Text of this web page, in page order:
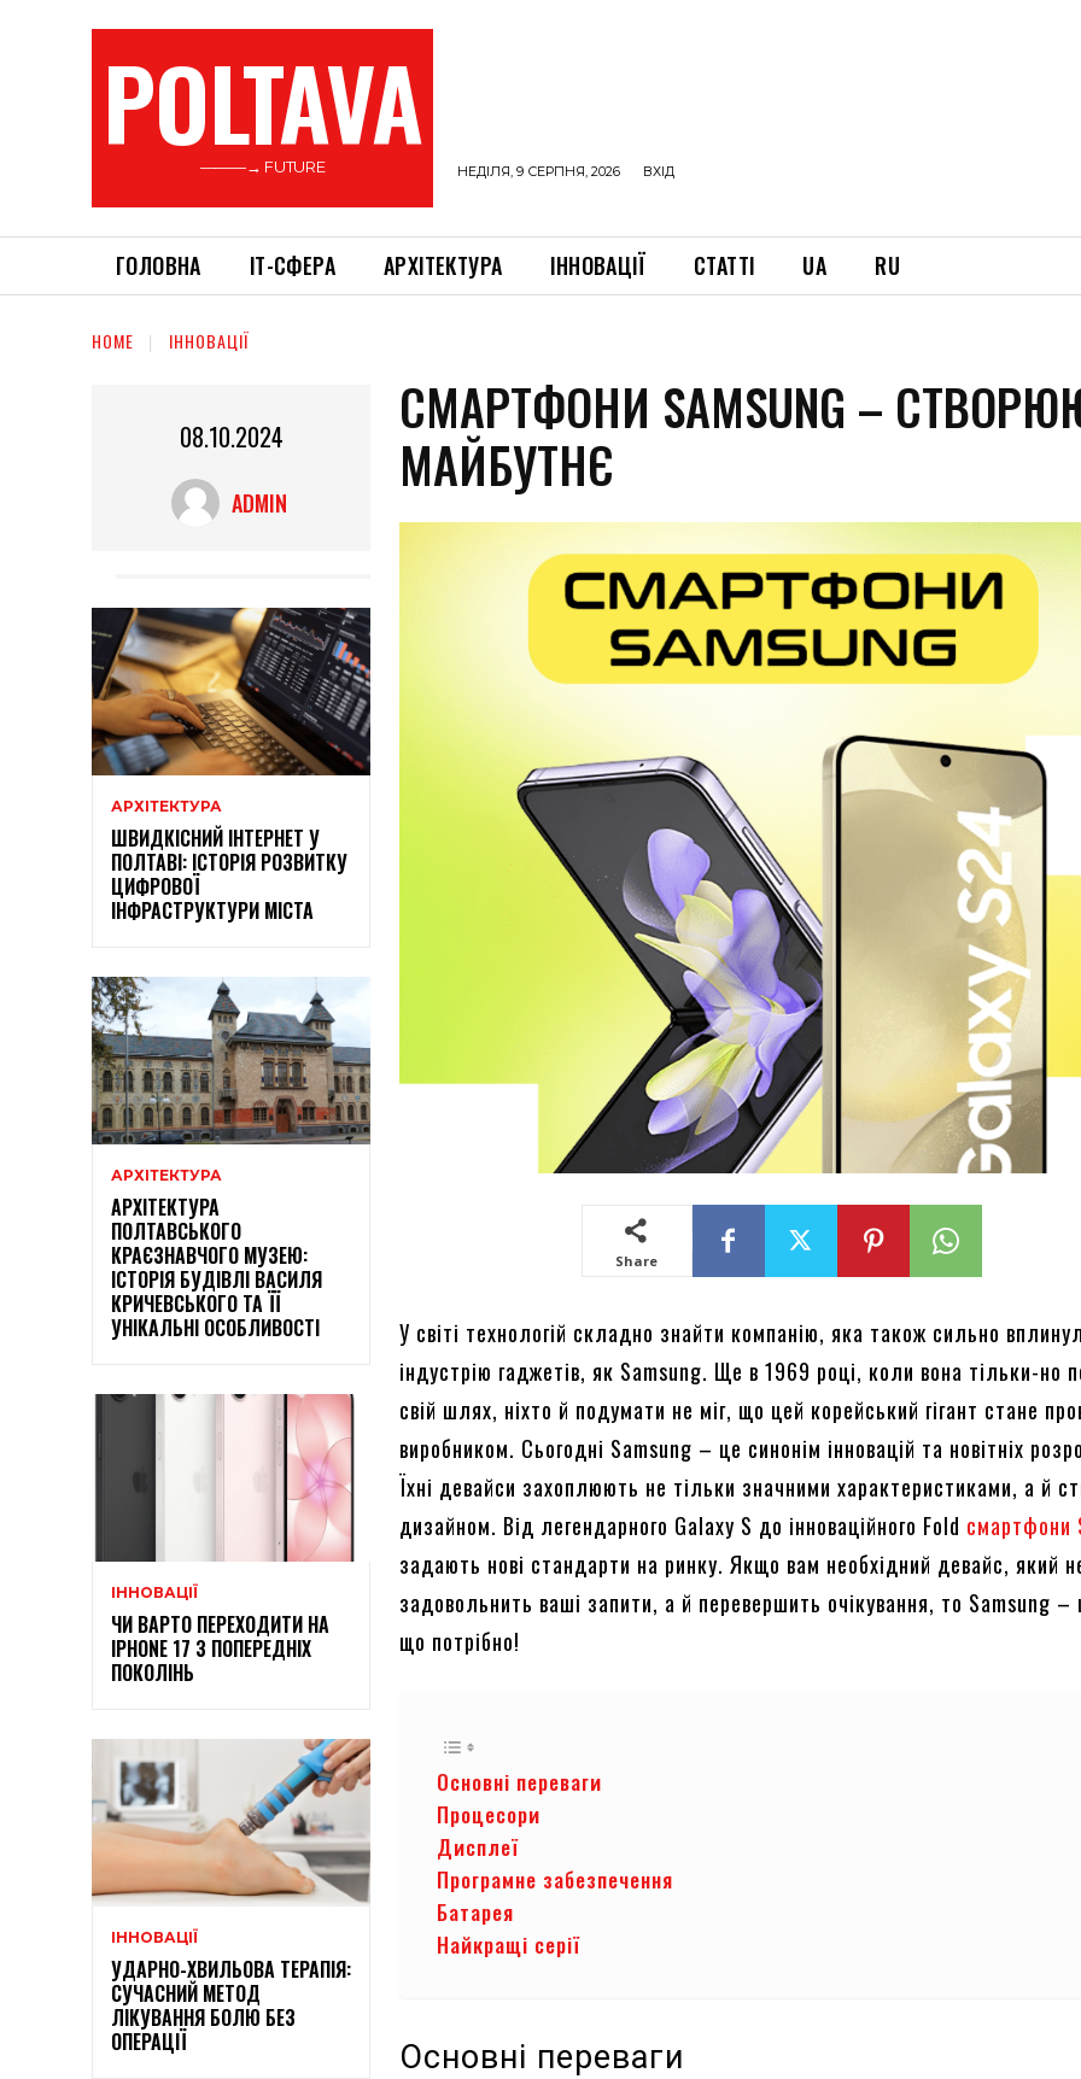
POLTAVA
———→ FUTURE НЕДІЛЯ, 9 СЕРПНЯ, 2026 ВХІД
ГОЛОВНА ІТ-СФЕРА АРХІТЕКТУРА ІННОВАЦІЇ СТАТТІ UA RU
HOME ІННОВАЦІЇ
08.10.2024
ADMIN
АРХІТЕКТУРА
ШВИДКІСНИЙ ІНТЕРНЕТ У
ПОЛТАВІ: ІСТОРІЯ РОЗВИТКУ
ЦИФРОВОЇ
ІНФРАСТРУКТУРИ МІСТА
АРХІТЕКТУРА
АРХІТЕКТУРА
ПОЛТАВСЬКОГО
КРАЄЗНАВЧОГО МУЗЕЮ:
ІСТОРІЯ БУДІВЛІ ВАСИЛЯ
КРИЧЕВСЬКОГО ТА ЇЇ
УНІКАЛЬНІ ОСОБЛИВОСТІ
ІННОВАЦІЇ
ЧИ ВАРТО ПЕРЕХОДИТИ НА
IPHONE 17 З ПОПЕРЕДНІХ
ПОКОЛІНЬ
ІННОВАЦІЇ
УДАРНО-ХВИЛЬОВА ТЕРАПІЯ:
СУЧАСНИЙ МЕТОД
ЛІКУВАННЯ БОЛЮ БЕЗ
ОПЕРАЦІЇ
СМАРТФОНИ SAMSUNG –
МАЙБУТНЄ
Share
У світі технологій складно знайти компанію, яка також сильно
індустрію гаджетів, як Samsung. Ще в 1969 році, коли вона тільки-но
свій шлях, ніхто й подумати не міг, що цей корейський гігант стане
виробником. Сьогодні Samsung – це синонім інновацій та новітніх
Їхні девайси захоплюють не тільки значними характеристиками, а й
дизайном. Від легендарного Galaxy S до інноваційного Fold смартфони
задають нові стандарти на ринку. Якщо вам необхідний девайс, який
задовольнить ваші запити, а й перевершить очікування, то Samsung –
що потрібно!
Основні переваги
Процесори
Дисплеї
Програмне забезпечення
Батарея
Найкращі серії
Основні переваги